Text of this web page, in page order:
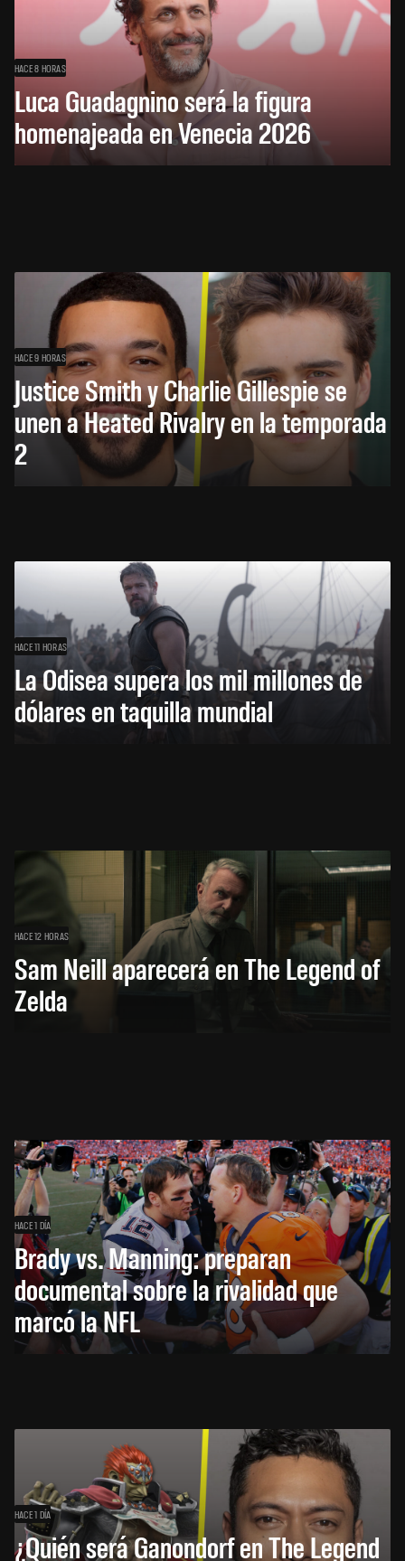
HACE 8 HORAS
Luca Guadagnino será la figura
homenajeada en Venecia 2026
HACE 9 HORAS
Justice Smith y Charlie Gillespie se
unen a Heated Rivalry en la temporada
2
HACE 11 HORAS
La Odisea supera los mil millones de
dólares en taquilla mundial
HACE 12 HORAS
Sam Neill aparecerá en The Legend of
Zelda
HACE 1 DÍA
Brady vs. Manning: preparan
documental sobre la rivalidad que
marcó la NFL
HACE 1 DÍA
¿Quién será Ganondorf en The Legend